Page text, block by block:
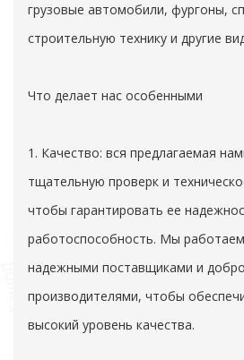
грузовые автомобили, фургоны,
строительную технику и другие
Что делает нас особенными
1. Качество: вся предлагаемая
тщательную проверк и
чтобы гарантировать ее
работоспособность. Мы
надежными поставщиками и
производителями, чтобы
высокий уровень качества.